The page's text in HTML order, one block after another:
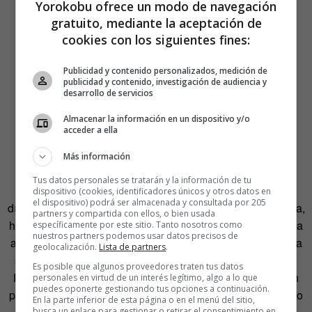
Pero lo desconocido también es curiosidad. Imelda lleva
días mirando con interés un casco militar de visión nocturna,
hasta que lo pesca en un despiste de su dueño y se lo lleva
a casa. Aprovecha esa noche para prepararle la sorpresa a
su hermano. Coge a Amir, el casco y salen fuera de casa.
Reutiliza el caso bélico para cautivar a su hermano, quien
pierde el miedo al negro de la noche. La confianza es como
Yorokobu ofrece un modo de navegación
gratuito, mediante la aceptación de
cookies con los siguientes fines:
Publicidad y contenido personalizados, medición de
publicidad y contenido, investigación de audiencia y
desarrollo de servicios
Almacenar la información en un dispositivo y/o
acceder a ella
Más información
Tus datos personales se tratarán y la información de tu
dispositivo (cookies, identificadores únicos y otros datos en
el dispositivo) podrá ser almacenada y consultada por 205
partners y compartida con ellos, o bien usada
específicamente por este sitio. Tanto nosotros como
nuestros partners podemos usar datos precisos de
geolocalización. Lista de partners.
Es posible que algunos proveedores traten tus datos
personales en virtud de un interés legítimo, algo a lo que
puedes oponerte gestionando tus opciones a continuación.
En la parte inferior de esta página o en el menú del sitio,